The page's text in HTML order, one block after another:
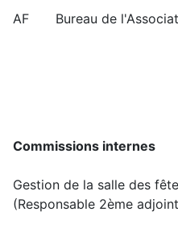
AF Bureau de
Commissions internes
Gestion de la salle des
(Responsable 2ème